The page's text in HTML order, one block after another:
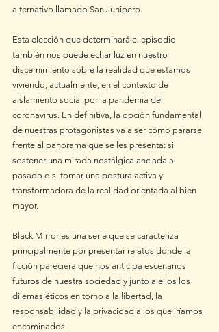
alternativo llamado San Junipero.
Esta elección que determinará el episodio
también nos puede echar luz en nuestro
discernimiento sobre la realidad que estamos
viviendo, actualmente, en el contexto de
aislamiento social por la pandemia del
coronavirus. En definitiva, la opción fundamental
de nuestras protagonistas va a ser cómo pararse
frente al panorama que se les presenta: si
sostener una mirada nostálgica anclada al
pasado o si tomar una postura activa y
transformadora de la realidad orientada al bien
mayor.
Black Mirror es una serie que se caracteriza
principalmente por presentar relatos donde la
ficción pareciera que nos anticipa escenarios
futuros de nuestra sociedad y junto a ellos los
dilemas éticos en torno a la libertad, la
responsabilidad y la privacidad a los que iríamos
encaminados.